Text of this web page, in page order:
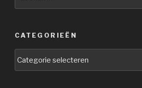
CATEGORIEËN